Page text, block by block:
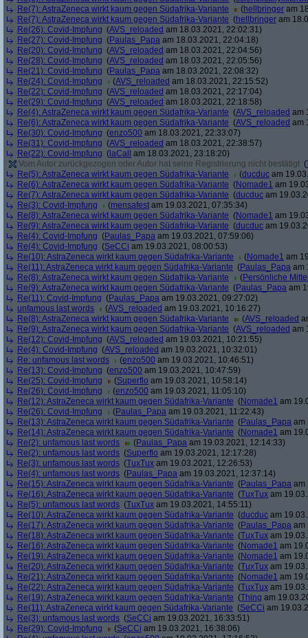
Re(7): AstraZeneca wirkt kaum gegen Südafrika-Variante
(hellbringer am
Re(7): AstraZeneca wirkt kaum gegen Südafrika-Variante (hellbringer am
Re(26): Covid-Impfung (AVS_reloaded am 18.03.2021, 22:02:31)
Re(27): Covid-Impfung (Paulas_Papa am 18.03.2021, 22:04:18)
Re(20): Covid-Impfung (AVS_reloaded am 18.03.2021, 22:04:56)
Re(28): Covid-Impfung (AVS_reloaded am 18.03.2021, 22:05:56)
Re(21): Covid-Impfung (Paulas_Papa am 18.03.2021, 22:08:32)
Re(24): Covid-Impfung
(AVS_reloaded am 18.03.2021, 22:15:52)
Re(22): Covid-Impfung (AVS_reloaded am 18.03.2021, 22:17:04)
Re(29): Covid-Impfung (AVS_reloaded am 18.03.2021, 22:18:58)
Re(4): AstraZeneca wirkt kaum gegen Südafrika-Variante (AVS_reloaded am
Re(6): AstraZeneca wirkt kaum gegen Südafrika-Variante (AVS_reloaded am
Re(30): Covid-Impfung (enzo500 am 18.03.2021, 22:33:07)
Re(31): Covid-Impfung (AVS_reloaded am 18.03.2021, 22:38:57)
Re(22): Covid-Impfung ( laCall
am 18.03.2021, 23:18:20)
Vom Autor zurückgezogen oder Autor hat seine Registrierung nicht bestätigt (
Re(5): AstraZeneca wirkt kaum gegen Südafrika-Variante
(ducduc am
Re(6): AstraZeneca wirkt kaum gegen Südafrika-Variante (Nomade1 am
Re(7): AstraZeneca wirkt kaum gegen Südafrika-Variante (ducduc am
Re(3): Covid-Impfung
(mensafest am 19.03.2021, 07:35:34)
Re(8): AstraZeneca wirkt kaum gegen Südafrika-Variante (Nomade1 am
Re(9): AstraZeneca wirkt kaum gegen Südafrika-Variante (ducduc am
Re(4): Covid-Impfung (Paulas_Papa am 19.03.2021, 07:59:06)
Re(4): Covid-Impfung (SeCCi am 19.03.2021, 08:00:53)
Re(10): AstraZeneca wirkt kaum gegen Südafrika-Variante
(Nomade1 am
Re(11): AstraZeneca wirkt kaum gegen Südafrika-Variante (Paulas_Papa am
Re(8): AstraZeneca wirkt kaum gegen Südafrika-Variante
(Persönliche
Re(9): AstraZeneca wirkt kaum gegen Südafrika-Variante (Paulas_Papa am
Re(11): Covid-Impfung (Paulas_Papa am 19.03.2021, 09:27:02)
unfamous last words
(AVS_reloaded am 19.03.2021, 10:16:27)
Re(8): AstraZeneca wirkt kaum gegen Südafrika-Variante
(AVS_reloaded
Re(9): AstraZeneca wirkt kaum gegen Südafrika-Variante (AVS_reloaded am
Re(12): Covid-Impfung (AVS_reloaded am 19.03.2021, 10:21:55)
Re(4): Covid-Impfung (AVS_reloaded am 19.03.2021, 10:32:01)
Re: unfamous last words
(enzo500 am 19.03.2021, 10:46:51)
Re(13): Covid-Impfung (enzo500 am 19.03.2021, 10:47:59)
Re(25): Covid-Impfung
(Superflo am 19.03.2021, 10:58:14)
Re(26): Covid-Impfung
(enzo500 am 19.03.2021, 11:05:10)
Re(12): AstraZeneca wirkt kaum gegen Südafrika-Variante (Nomade1 am
Re(26): Covid-Impfung
(Paulas_Papa am 19.03.2021, 11:22:43)
Re(13): AstraZeneca wirkt kaum gegen Südafrika-Variante (Paulas_Papa am
Re(14): AstraZeneca wirkt kaum gegen Südafrika-Variante (Nomade1 am
Re(2): unfamous last words
(Paulas_Papa am 19.03.2021, 12:14:33)
Re(2): unfamous last words (Superflo am 19.03.2021, 12:17:28)
Re(3): unfamous last words (TuxTux am 19.03.2021, 12:26:53)
Re(4): unfamous last words (Paulas_Papa am 19.03.2021, 12:37:14)
Re(15): AstraZeneca wirkt kaum gegen Südafrika-Variante (Paulas_Papa am
Re(16): AstraZeneca wirkt kaum gegen Südafrika-Variante (TuxTux am
Re(5): unfamous last words (TuxTux am 19.03.2021, 14:55:11)
Re(10): AstraZeneca wirkt kaum gegen Südafrika-Variante (ducduc am
Re(17): AstraZeneca wirkt kaum gegen Südafrika-Variante (Paulas_Papa am
Re(18): AstraZeneca wirkt kaum gegen Südafrika-Variante (TuxTux am
Re(16): AstraZeneca wirkt kaum gegen Südafrika-Variante (Nomade1 am
Re(19): AstraZeneca wirkt kaum gegen Südafrika-Variante (Nomade1 am
Re(20): AstraZeneca wirkt kaum gegen Südafrika-Variante (TuxTux am
Re(21): AstraZeneca wirkt kaum gegen Südafrika-Variante (Nomade1 am
Re(22): AstraZeneca wirkt kaum gegen Südafrika-Variante (TuxTux am
Re(19): AstraZeneca wirkt kaum gegen Südafrika-Variante (Thing am
Re(11): AstraZeneca wirkt kaum gegen Südafrika-Variante (SeCCi am
Re(3): unfamous last words (SeCCi am 19.03.2021, 16:33:51)
Re(29): Covid-Impfung
(SeCCi am 19.03.2021, 16:38:06)